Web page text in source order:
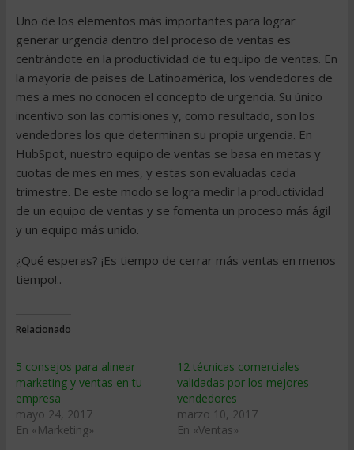
Uno de los elementos más importantes para lograr
generar urgencia dentro del proceso de ventas es
centrándote en la productividad de tu equipo de ventas. En
la mayoría de países de Latinoamérica, los vendedores de
mes a mes no conocen el concepto de urgencia. Su único
incentivo son las comisiones y, como resultado, son los
vendedores los que determinan su propia urgencia. En
HubSpot, nuestro equipo de ventas se basa en metas y
cuotas de mes en mes, y estas son evaluadas cada
trimestre. De este modo se logra medir la productividad
de un equipo de ventas y se fomenta un proceso más ágil
y un equipo más unido.
¿Qué esperas? ¡Es tiempo de cerrar más ventas en menos
tiempo!..
Relacionado
5 consejos para alinear
marketing y ventas en tu
empresa
mayo 24, 2017
En «Marketing»
12 técnicas comerciales
validadas por los mejores
vendedores
marzo 10, 2017
En «Ventas»